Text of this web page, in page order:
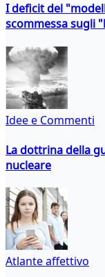
I deficit del
scommessa sugli
Idee e Commenti
La dottrina della
nucleare
Atlante affettivo